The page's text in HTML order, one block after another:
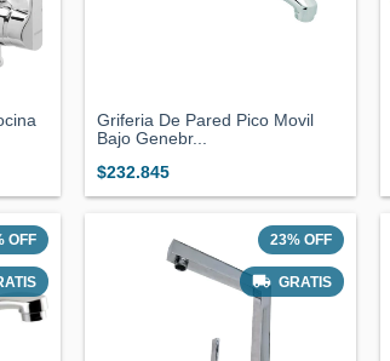
Griferia De Pared Pico Movil
Bajo Genebr...
$232.845
OFF 23% OFF
GRATIS